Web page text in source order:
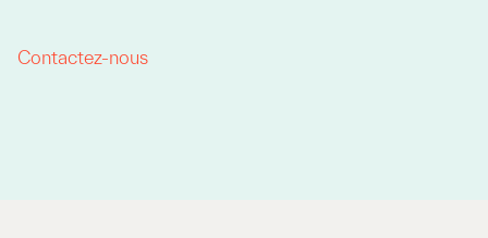
Contactez-nous